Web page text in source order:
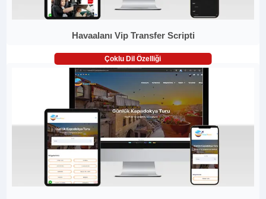
Havaalanı Vip Transfer Scripti
Çoklu Dil Özelliği